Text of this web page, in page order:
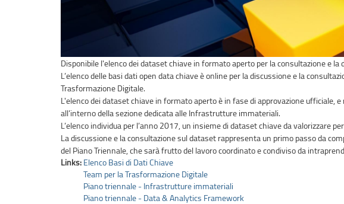
Disponibile l'elenco dei dataset chiave in formato aperto per la consultazione e la
L’elenco delle basi dati open data chiave è online per la discussione e la
Trasformazione Digitale.
L'elenco dei dataset chiave in formato aperto è in fase di approvazione ufficiale,
all’interno della sezione dedicata alle Infrastrutture immateriali.
L’elenco individua per l’anno 2017, un insieme di dataset chiave da valorizzare
La discussione e la consultazione sul dataset rappresenta un primo passo da
del Piano Triennale, che sarà frutto del lavoro coordinato e condiviso da
Links: Elenco Basi di Dati Chiave
Team per la Trasformazione Digitale
Piano triennale - Infrastrutture immateriali
Piano triennale - Data & Analytics Framework